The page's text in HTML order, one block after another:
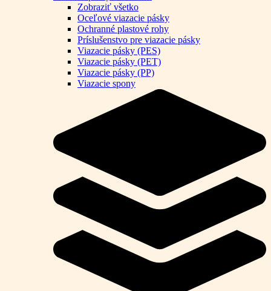
Zobraziť všetko
Oceľové viazacie pásky
Ochranné plastové rohy
Príslušenstvo pre viazacie pásky
Viazacie pásky (PES)
Viazacie pásky (PET)
Viazacie pásky (PP)
Viazacie spony